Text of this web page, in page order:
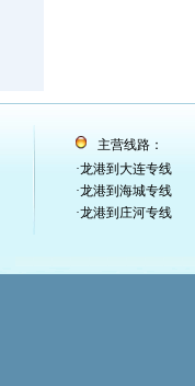
主营线路：
·龙港到大连专线
·龙港到海城专线
·龙港到庄河专线